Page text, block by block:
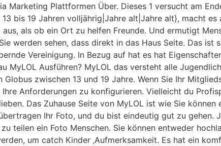
Marketing Plattformen Über. Dieses 1 versucht am
bis 19 Jahren volljährig|Jahre alt|Jahre alt}, macht
als ob ein Ort zu helfen Freunde. Und ermutigt
werden sehen, dass direkt in das Haus Seite. Das
Vereinigung. In Bezug auf hat es hat
MyLOL Ausführen? MyLOL das versteht alle
zwischen 13 und 19 Jahre. Wenn Sie Ihr
Ihre Anforderungen zu konfigurieren. Vielleicht du
Das Zuhause Seite von MyLOL ist wie Sie
Ihr Foto, und du bist eindeutig gut zu
teilen ein Foto Menschen. Sie können entweder
um catch Kinder ‚Aufmerksamkeit. Es hat ein